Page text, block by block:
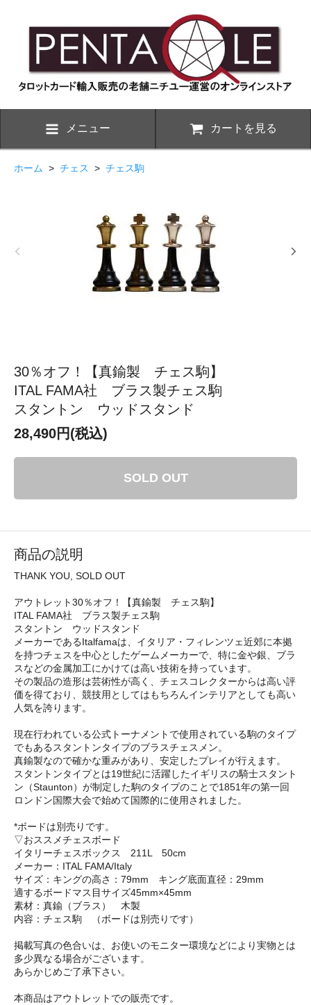
メニュー カートを見る
ホーム > チェス > チェス駒
30％オフ！【真鍮製 チェス駒】
ITAL FAMA社 ブラス製チェス駒
スタントン ウッドスタンド
28,490円(税込)
SOLD OUT
商品の説明
THANK YOU, SOLD OUT
アウトレット30％オフ！【真鍮製 チェス駒】
ITAL FAMA社 ブラス製チェス駒
スタントン ウッドスタンド
メーカーであるItalfamaは、イタリア・フィレンツェ近郊に本拠
を持つチェスを中心としたゲームメーカーで、特に金や銀、ブラ
スなどの金属加工にかけては高い技術を持っています。
その製品の造形は芸術性が高く、チェスコレクターからは高い評
価を得ており、競技用としてはもちろんインテリアとしても高い
人気を誇ります。
現在行われている公式トーナメントで使用されている駒のタイプ
でもあるスタントンタイプのブラスチェスメン。
真鍮製なので確かな重みがあり、安定したプレイが行えます。
スタントンタイプとは19世紀に活躍したイギリスの騎士スタント
ン（Staunton）が制定した駒のタイプのことで1851年の第一回
ロンドン国際大会で始めて国際的に使用されました。
*ボードは別売りです。
▽おススメチェスボード
イタリーチェスボックス 211L 50cm
メーカー：ITAL FAMA/Italy
サイズ：キングの高さ：79mm キング底面直径：29mm
適するボードマス目サイズ45mm×45mm
素材：真鍮（ブラス） 木製
内容：チェス駒 （ボードは別売りです）
掲載写真の色合いは、お使いのモニター環境などにより実物とは
多少異なる場合がございます。
あらかじめご了承下さい。
本商品はアウトレットでの販売です。